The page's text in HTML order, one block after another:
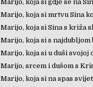
Marijo, koja si gdje se na
Marijo, koja si mrtvu Sina
Marijo, koja si Sina s križa
Marijo, koja si s
Marijo, koja si u duši svojoj
Marijo, srcem i dušom s
Marijo, koja si na spas